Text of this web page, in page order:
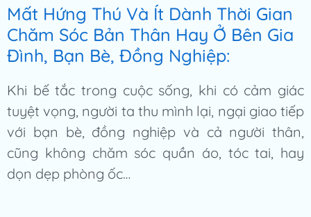
Mất Hứng Thú Và Ít Dành Thời Gian
Chăm Sóc Bản Thân Hay Ở Bên Gia
Đình, Bạn Bè, Đồng Nghiệp:
Khi bế tắc trong cuộc sống, khi có cảm giác
tuyệt vọng, người ta thu mình lại, ngại giao tiếp
với bạn bè, đồng nghiệp và cả người thân,
cũng không chăm sóc quần áo, tóc tai, hay
dọn dẹp phòng ốc…